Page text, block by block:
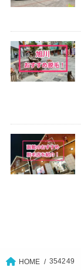
HOME 354249